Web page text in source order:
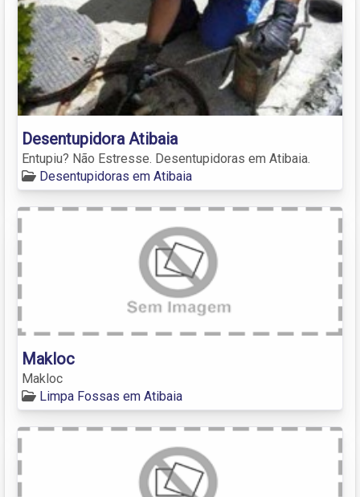
Desentupidora Atibaia
Entupiu? Não Estresse. Desentupidoras em Atibaia.
Desentupidoras em Atibaia
Makloc
Makloc
Limpa Fossas em Atibaia